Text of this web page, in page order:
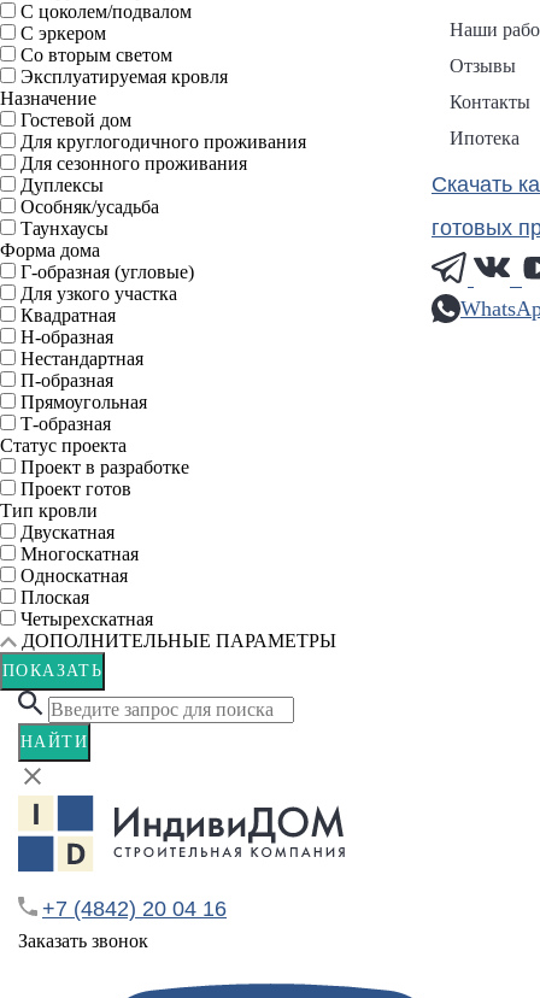
Наши
Отзывы
Контакты
Ипотека
Скачать
готовых
С цоколем/подвалом
С эркером
Со вторым светом
Эксплуатируемая кровля
Назначение
Гостевой дом
Для круглогодичного проживания
Для сезонного проживания
Дуплексы
Особняк/усадьба
Таунхаусы
Форма дома
Г-образная (угловые)
Для узкого участка
Квадратная
Н-образная
Нестандартная
П-образная
Прямоугольная
Т-образная
Статус проекта
Проект в разработке
Проект готов
Тип кровли
Двускатная
Многоскатная
Односкатная
Плоская
Четырехскатная
ДОПОЛНИТЕЛЬНЫЕ ПАРАМЕТРЫ
ПОКАЗАТЬ
НАЙТИ
+7 (4842) 20 04 16
Заказать звонок